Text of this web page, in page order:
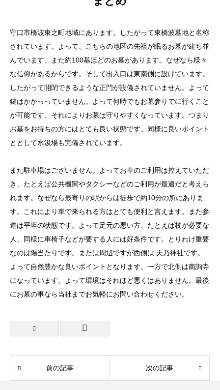
守口市橋波東之町地域にあります。したがって東橋波墓地と名称
されています。よって、こちらの地区の先祖が眠るお墓が建ち並
んでいます。また約100基ほどのお墓があります。なぜなら様々
な信仰があるからです。そして出入口は東南側に設けています。
したがって開閉できるような正門が設備されていません。よって
鍵はかかっっていません。よって何時でもお墓参りでに行くこと
が可能です。それによりお墓は守りやすくなっています。つまり
お墓をお持ちの方にはとても良い状態です。同様に良いポイント
ととして水汲場も完備されています。
また駐車場はございません。よってお車のご利用は控えていただ
き、たとえば公共機関やタクシーなどのご利用が最適だと考えら
れます。なぜなら最寄りの駅からは徒歩で約10分の所にありま
す。これにより車で来られる方はとても便利と言えます。また参
道は平坦の状態です。よって足元の悪い方、たとえば杖が必要な
人、同様に車椅子などが要する人には好条件です。とりわけ重要
なのは陽当たりです。または周辺ですが西側は 天乃神社です。
よって自然豊かな良いポイントとなります。一方で北側は南詢寺
になっています。よって環境はそれほど悪くはありません。最後
にお墓の事なら当社までお気軽にお問い合わせください。
前の記事 次の記事